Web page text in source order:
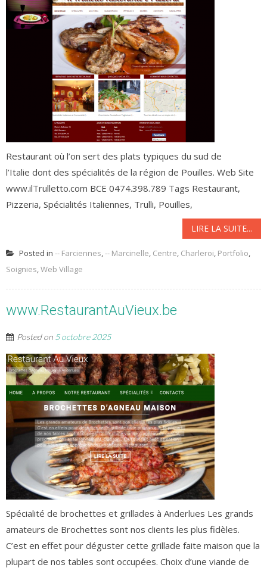
Restaurant où l’on sert des plats typiques du sud de
l’Italie dont des spécialités de la région de Pouilles. Web Site
www.ilTrulletto.com BCE 0474.398.789 Tags Restaurant,
Pizzeria, Spécialités Italiennes, Trulli, Pouilles,
LIRE LA SUITE...
Posted in -- Farciennes,-- Marcinelle, Centre, Charleroi, Portfolio,
Soignies,Web Village
www.RestaurantAuVieux.be
Posted on 5 octobre 2025
Spécialité de brochettes et grillades à Anderlues Les grands
amateurs de Brochettes sont nos clients les plus fidèles.
C’est en effet pour déguster cette grillade faite maison que la
plupart de nos tables sont occupées. Choix d’une viande de